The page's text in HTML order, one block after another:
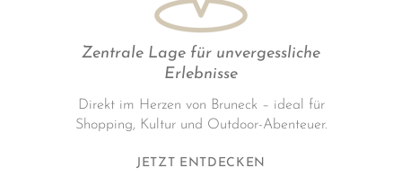
Zentrale Lage für unvergessliche
Erlebnisse
Direkt im Herzen von Bruneck – ideal für
Shopping, Kultur und Outdoor-Abenteuer.
JETZT ENTDECKEN